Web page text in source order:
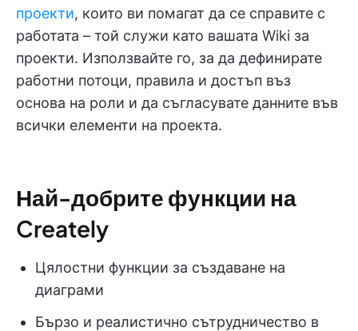
проекти, които ви помагат да се справите с
работата – той служи като вашата Wiki за
проекти. Използвайте го, за да дефинирате
работни потоци, правила и достъп въз
основа на роли и да съгласувате данните във
всички елементи на проекта.
Най-добрите функции на
Creately
Цялостни функции за създаване на
диаграми
Бързо и реалистично сътрудничество в